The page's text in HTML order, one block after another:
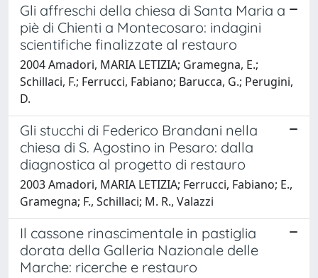
Gli affreschi della chiesa di Santa Maria a
piè di Chienti a Montecosaro: indagini
scientifiche finalizzate al restauro
2004 Amadori, MARIA LETIZIA; Gramegna, E.;
Schillaci, F.; Ferrucci, Fabiano; Barucca, G.; Perugini,
D.
Gli stucchi di Federico Brandani nella
chiesa di S. Agostino in Pesaro: dalla
diagnostica al progetto di restauro
2003 Amadori, MARIA LETIZIA; Ferrucci, Fabiano; E.,
Gramegna; F., Schillaci; M. R., Valazzi
Il cassone rinascimentale in pastiglia
dorata della Galleria Nazionale delle
Marche: ricerche e restauro